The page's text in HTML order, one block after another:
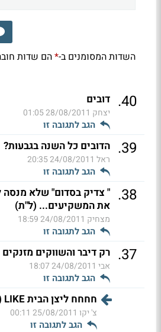
השדות המסומנים ב-*הם שדות
40
. דובים
יצחק 28/08/2011 01:05
הגב לתגובה זו
39
. הדובים כל השנה בגבעות?
ראל 24/08/2011 20:35
הגב לתגובה זו
38
. " צדיק בסדום" שלא מנסה
את המשקיעים... (ל"ת)
מצחיק 24/08/2011 18:59
הגב לתגובה זו
37
. רק דיבר והשווקים מזנקים
אבי 24/08/2011 18:07
הגב לתגובה זו
חחחח ליצן הבית LIKE (ל"ת)
צ' יקו 25/08/2011 00:11
הגב לתגובה זו